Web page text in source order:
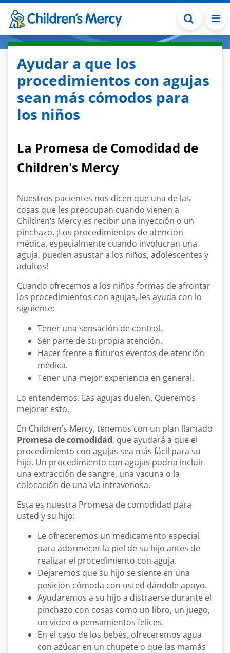
Skip to main content
Ayudar a que los
procedimientos con agujas
sean más cómodos para
los niños
La Promesa de Comodidad de
Children's Mercy
Nuestros pacientes nos dicen que una de las
cosas que les preocupan cuando vienen a
Children’s Mercy es recibir una inyección o un
pinchazo. ¡Los procedimientos de atención
médica, especialmente cuando involucran una
aguja, pueden asustar a los niños, adolescentes y
adultos!
Cuando ofrecemos a los niños formas de afrontar
los procedimientos con agujas, les ayuda con lo
siguiente:
Tener una sensación de control.
Ser parte de su propia atención.
Hacer frente a futuros eventos de atención
médica.
Tener una mejor experiencia en general.
Lo entendemos. Las agujas duelen. Queremos
mejorar esto.
En Children’s Mercy, tenemos con un plan llamado
Promesa de comodidad, que ayudará a que el
procedimiento con agujas sea más fácil para su
hijo. Un procedimiento con agujas podría incluir
una extracción de sangre, una vacuna o la
colocación de una vía intravenosa.
Esta es nuestra Promesa de comodidad para
usted y su hijo:
Le ofreceremos un medicamento especial
para adormecer la piel de su hijo antes de
realizar el procedimiento con aguja.
Dejaremos que su hijo se siente en una
posición cómoda con usted dándole apoyo.
Ayudaremos a su hijo a distraerse durante el
pinchazo con cosas como un libro, un juego,
un video o pensamientos felices.
En el caso de los bebés, ofreceremos agua
con azúcar en un chupete o que las mamás